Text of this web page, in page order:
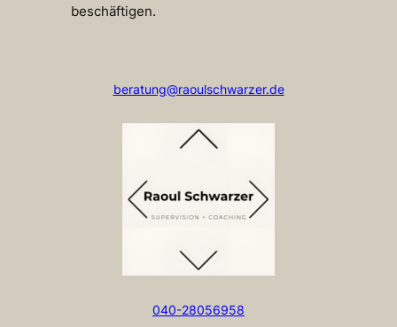
beschäftigen.
beratung@raoulschwarzer.de
040-28056958